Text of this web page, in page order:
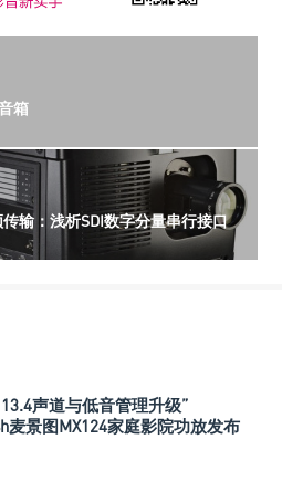
箱
输：浅析SDI数字分量串行接口
声道与低音管理升级”
麦景图MX124家庭影院功放发布